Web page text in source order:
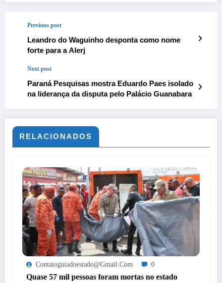
Previous post
Leandro do Waguinho desponta como nome
forte para a Alerj
Next post
Paraná Pesquisas mostra Eduardo Paes isolado
na liderança da disputa pelo Palácio Guanabara
RELACIONADOS
Contatoguiadoestado@gmail.com 0
Quase 57 mil pessoas foram mortas no estado